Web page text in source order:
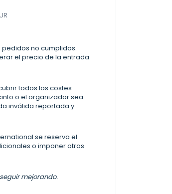
no cumplidos.
el precio de la entrada
todos los costes
o el organizador sea
inválida reportada y
se reserva el
o imponer otras
mejorando.